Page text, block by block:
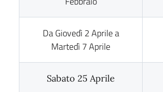
Da Giovedì 2 Aprile a
Martedì 7 Aprile
Sabato 25 Aprile